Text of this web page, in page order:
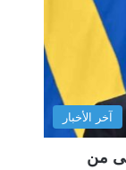
آخر الأخبار
على من